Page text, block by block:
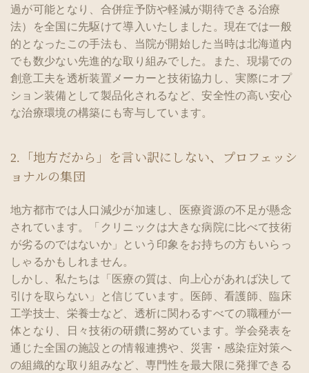
過が可能となり、合併症予防や軽減が期待できる治療
法）を全国に先駆けて導入いたしました。現在では一般
的となったこの手法も、当院が開始した当時は北海道内
でも数少ない先進的な取り組みでした。また、現場での
創意工夫を透析装置メーカーと技術協力し、実際にオプ
ション装備として製品化されるなど、安全性の高い安心
な治療環境の構築にも寄与しています。
2.「地方だから」を言い訳にしない、プロフェッシ
ョナルの集団
地方都市では人口減少が加速し、医療資源の不足が懸念
されています。「クリニックは大きな病院に比べて技術
が劣るのではないか」という印象をお持ちの方もいらっ
しゃるかもしれません。
しかし、私たちは「医療の質は、向上心があれば決して
引けを取らない」と信じています。医師、看護師、臨床
工学技士、栄養士など、透析に関わるすべての職種が一
体となり、日々技術の研鑽に努めています。学会発表を
通じた全国の施設との情報連携や、災害・感染症対策へ
の組織的な取り組みなど、専門性を最大限に発揮できる